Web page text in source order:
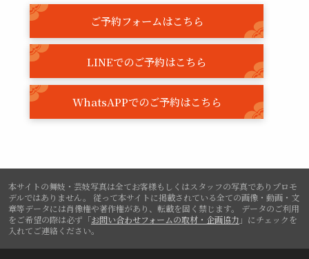
ご予約フォームはこちら
LINEでのご予約はこちら
WhatsAPPでのご予約はこちら
本サイトの舞妓・芸妓写真は全てお客様もしくはスタッフの写真でありプロモ
デルではありません。
従って本サイトに掲載されている全ての画像・動画・文
章等データには肖像権や著作権があり、転載を固く禁じます。
データのご利用
をご希望の際は必ず「お問い合わせフォームの取材・企画協力 」にチェックを
入れてご連絡ください。